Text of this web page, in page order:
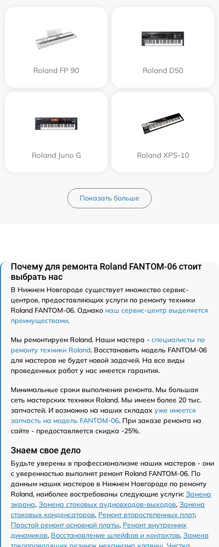
Roland FP 90 Roland D50
Roland Juno G Roland XPS-10
Показать больше
Почему для ремонта Roland FANTOM-06 стоит
выбрать нас
В Нижнем Новгороде существует множество сервис-
центров, предоставляющих услуги по ремонту техники
Roland FANTOM-06. Однако наш сервис-центр выделяется
преимуществами.
Мы ремонтируем Roland. Наши мастера - специалисты по
ремонту техники Roland. Восстановить модель FANTOM-06
для мастеров не будет новой задачей. На все виды
проведенных работ у нас имеется гарантия.
Минимальные сроки выполнения ремонта. Мы большая
сеть мастерских техники Roland. Мы имеем более 20 тыс.
запчастей. И возможно на наших складах уже имеется
запчасть на модель FANTOM-06. При заказе ремонта на
сайте - предоставляется скидка -25%.
Знаем свое дело
Будьте уверены в профессионализме наших мастеров - они
с уверенностью выполнят ремонт Roland FANTOM-06. По
данным наших мастеров в Нижнем Новгороде по ремонту
Roland, наиболее востребованы следующие услуги: Замена
экрана, Замена стоковых аудиовходов-выходов, Замена
стоковых конденсаторов, Ремонт второстепенных плат,
Простой ремонт основной платы, Ремонт внутренних
динамиков, Восстановление шлейфов и контактов, Замена